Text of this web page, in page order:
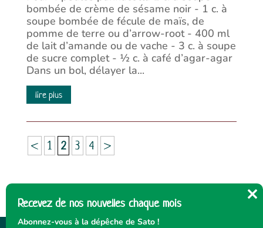
bombée de crème de sésame noir - 1 c. à
soupe bombée de fécule de maïs, de
pomme de terre ou d’arrow-root - 400 ml
de lait d’amande ou de vache - 3 c. à soupe
de sucre complet - ½ c. à café d’agar-agar
Dans un bol, délayer la...
lire plus
< 1 2 3 4 >
Recevez de nos nouvelles chaque mois
Abonnez-vous à la dépêche de Sato !